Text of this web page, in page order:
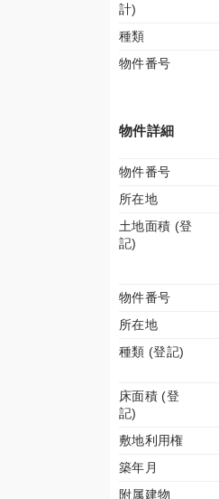
計)
種類
物件番号
物件詳細
物件番号
所在地
土地面積 (登
記)
物件番号
所在地
種類 (登記)
床面積 (登
記)
敷地利用権
築年月
附属建物